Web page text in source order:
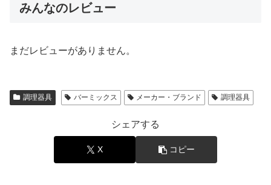
みんなのレビュー
まだレビューがありません。
調理器具 バーミックス メーカー・ブランド 調理器具
シェアする
X コピー